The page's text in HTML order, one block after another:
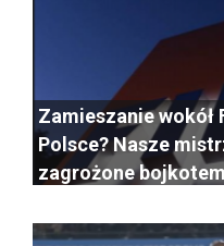
Zamieszanie wokół
Polsce? Nasze
zagrożone bojkotem